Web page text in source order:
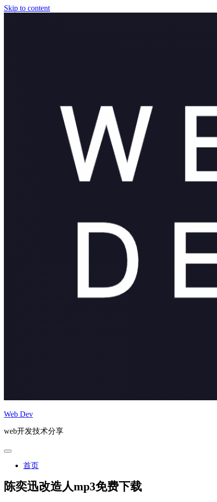
Skip to content
Web Dev
web开发技术分享
首页
陈奕迅改造人mp3免费下载